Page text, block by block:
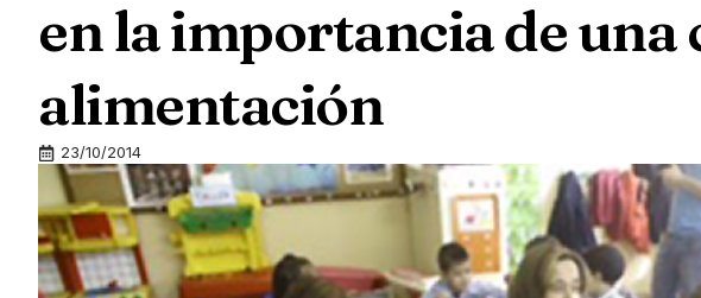
en la importancia de
alimentación
23/10/2014